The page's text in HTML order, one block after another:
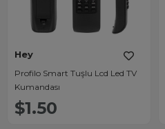
Hey
Profilo Smart Tuşlu Lcd Led TV
Kumandası
$1.50